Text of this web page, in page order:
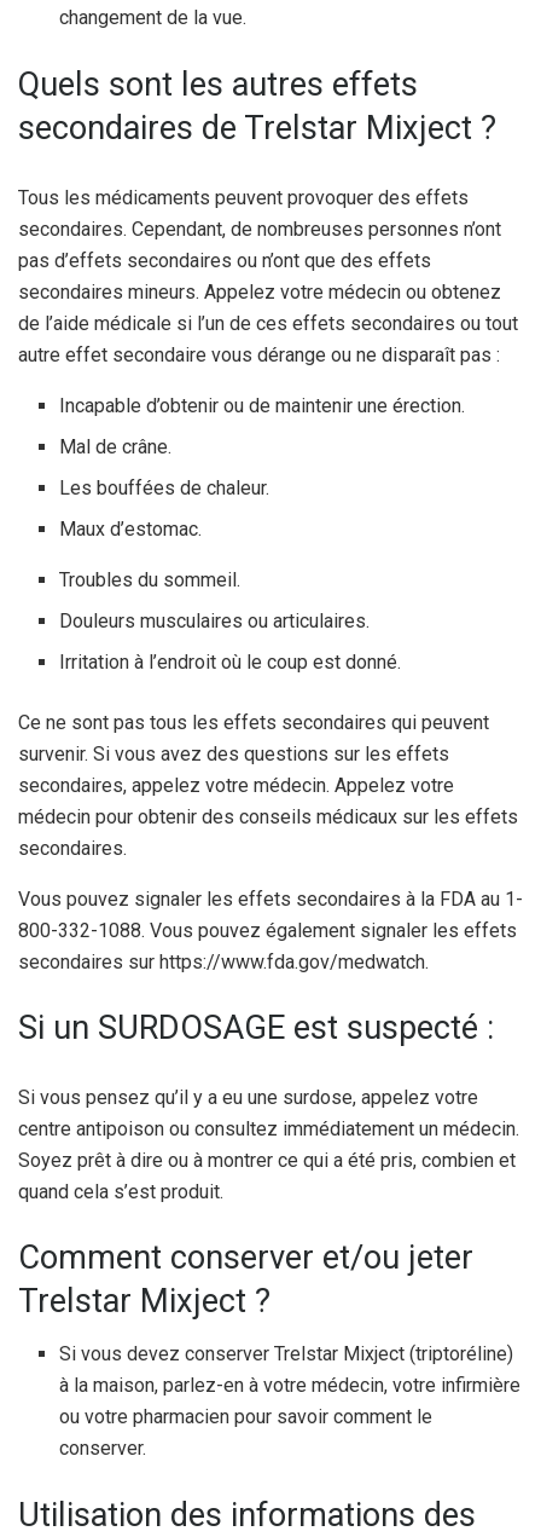
changement de la vue.
Quels sont les autres effets
secondaires de Trelstar Mixject ?
Tous les médicaments peuvent provoquer des effets
secondaires. Cependant, de nombreuses personnes n’ont
pas d’effets secondaires ou n’ont que des effets
secondaires mineurs. Appelez votre médecin ou obtenez
de l’aide médicale si l’un de ces effets secondaires ou tout
autre effet secondaire vous dérange ou ne disparaît pas :
Incapable d’obtenir ou de maintenir une érection.
Mal de crâne.
Les bouffées de chaleur.
Maux d’estomac.
Troubles du sommeil.
Douleurs musculaires ou articulaires.
Irritation à l’endroit où le coup est donné.
Ce ne sont pas tous les effets secondaires qui peuvent
survenir. Si vous avez des questions sur les effets
secondaires, appelez votre médecin. Appelez votre
médecin pour obtenir des conseils médicaux sur les effets
secondaires.
Vous pouvez signaler les effets secondaires à la FDA au 1-
800-332-1088. Vous pouvez également signaler les effets
secondaires sur https://www.fda.gov/medwatch.
Si un SURDOSAGE est suspecté :
Si vous pensez qu’il y a eu une surdose, appelez votre
centre antipoison ou consultez immédiatement un médecin.
Soyez prêt à dire ou à montrer ce qui a été pris, combien et
quand cela s’est produit.
Comment conserver et/ou jeter
Trelstar Mixject ?
Si vous devez conserver Trelstar Mixject (triptoréline)
à la maison, parlez-en à votre médecin, votre infirmière
ou votre pharmacien pour savoir comment le
conserver.
Utilisation des informations des